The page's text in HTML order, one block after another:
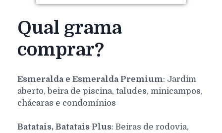
Qual grama
comprar?
Esmeralda e Esmeralda Premium: Jardim
aberto, beira de piscina, taludes, minicampos,
chácaras e condomínios
Batatais, Batatais Plus: Beiras de rodovia,